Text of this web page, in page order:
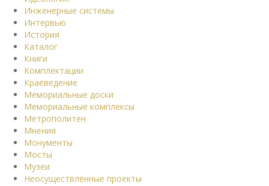
Инженерные системы
Интервью
История
Каталог
Книги
Комплектации
Краеведение
Мемориальные доски
Мемориальные комплексы
Метрополитен
Мнения
Монументы
Мосты
Музеи
Неосуществлённые проекты